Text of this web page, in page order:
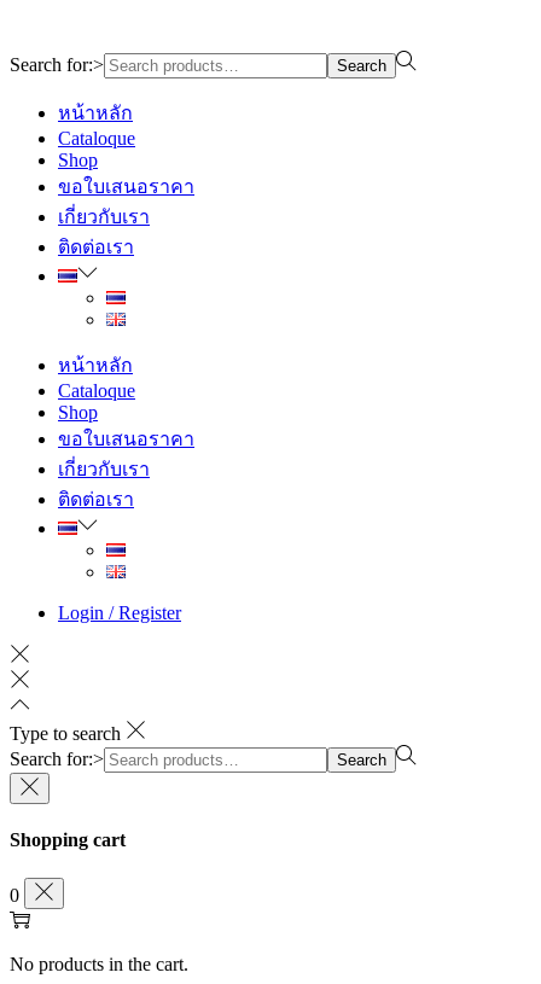
Search for:> Search
หน้าหลัก
Cataloque
Shop
ขอใบเสนอราคา
เกี่ยวกับเรา
ติดต่อเรา
หน้าหลัก
Cataloque
Shop
ขอใบเสนอราคา
เกี่ยวกับเรา
ติดต่อเรา
Login / Register
Type to search
Search for:>
Search
Shopping cart
0
No products in the cart.